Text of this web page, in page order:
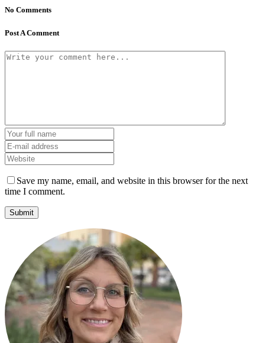
No Comments
Post A Comment
Save my name, email, and website in this browser for the next
time I comment.